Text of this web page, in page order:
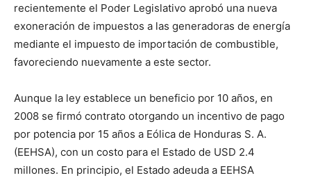
recientemente el Poder Legislativo aprobó una nueva
exoneración de impuestos a las generadoras de energía
mediante el impuesto de importación de combustible,
favoreciendo nuevamente a este sector.
Aunque la ley establece un beneficio por 10 años, en
2008 se firmó contrato otorgando un incentivo de pago
por potencia por 15 años a Eólica de Honduras S. A.
(EEHSA), con un costo para el Estado de USD 2.4
millones. En principio, el Estado adeuda a EEHSA